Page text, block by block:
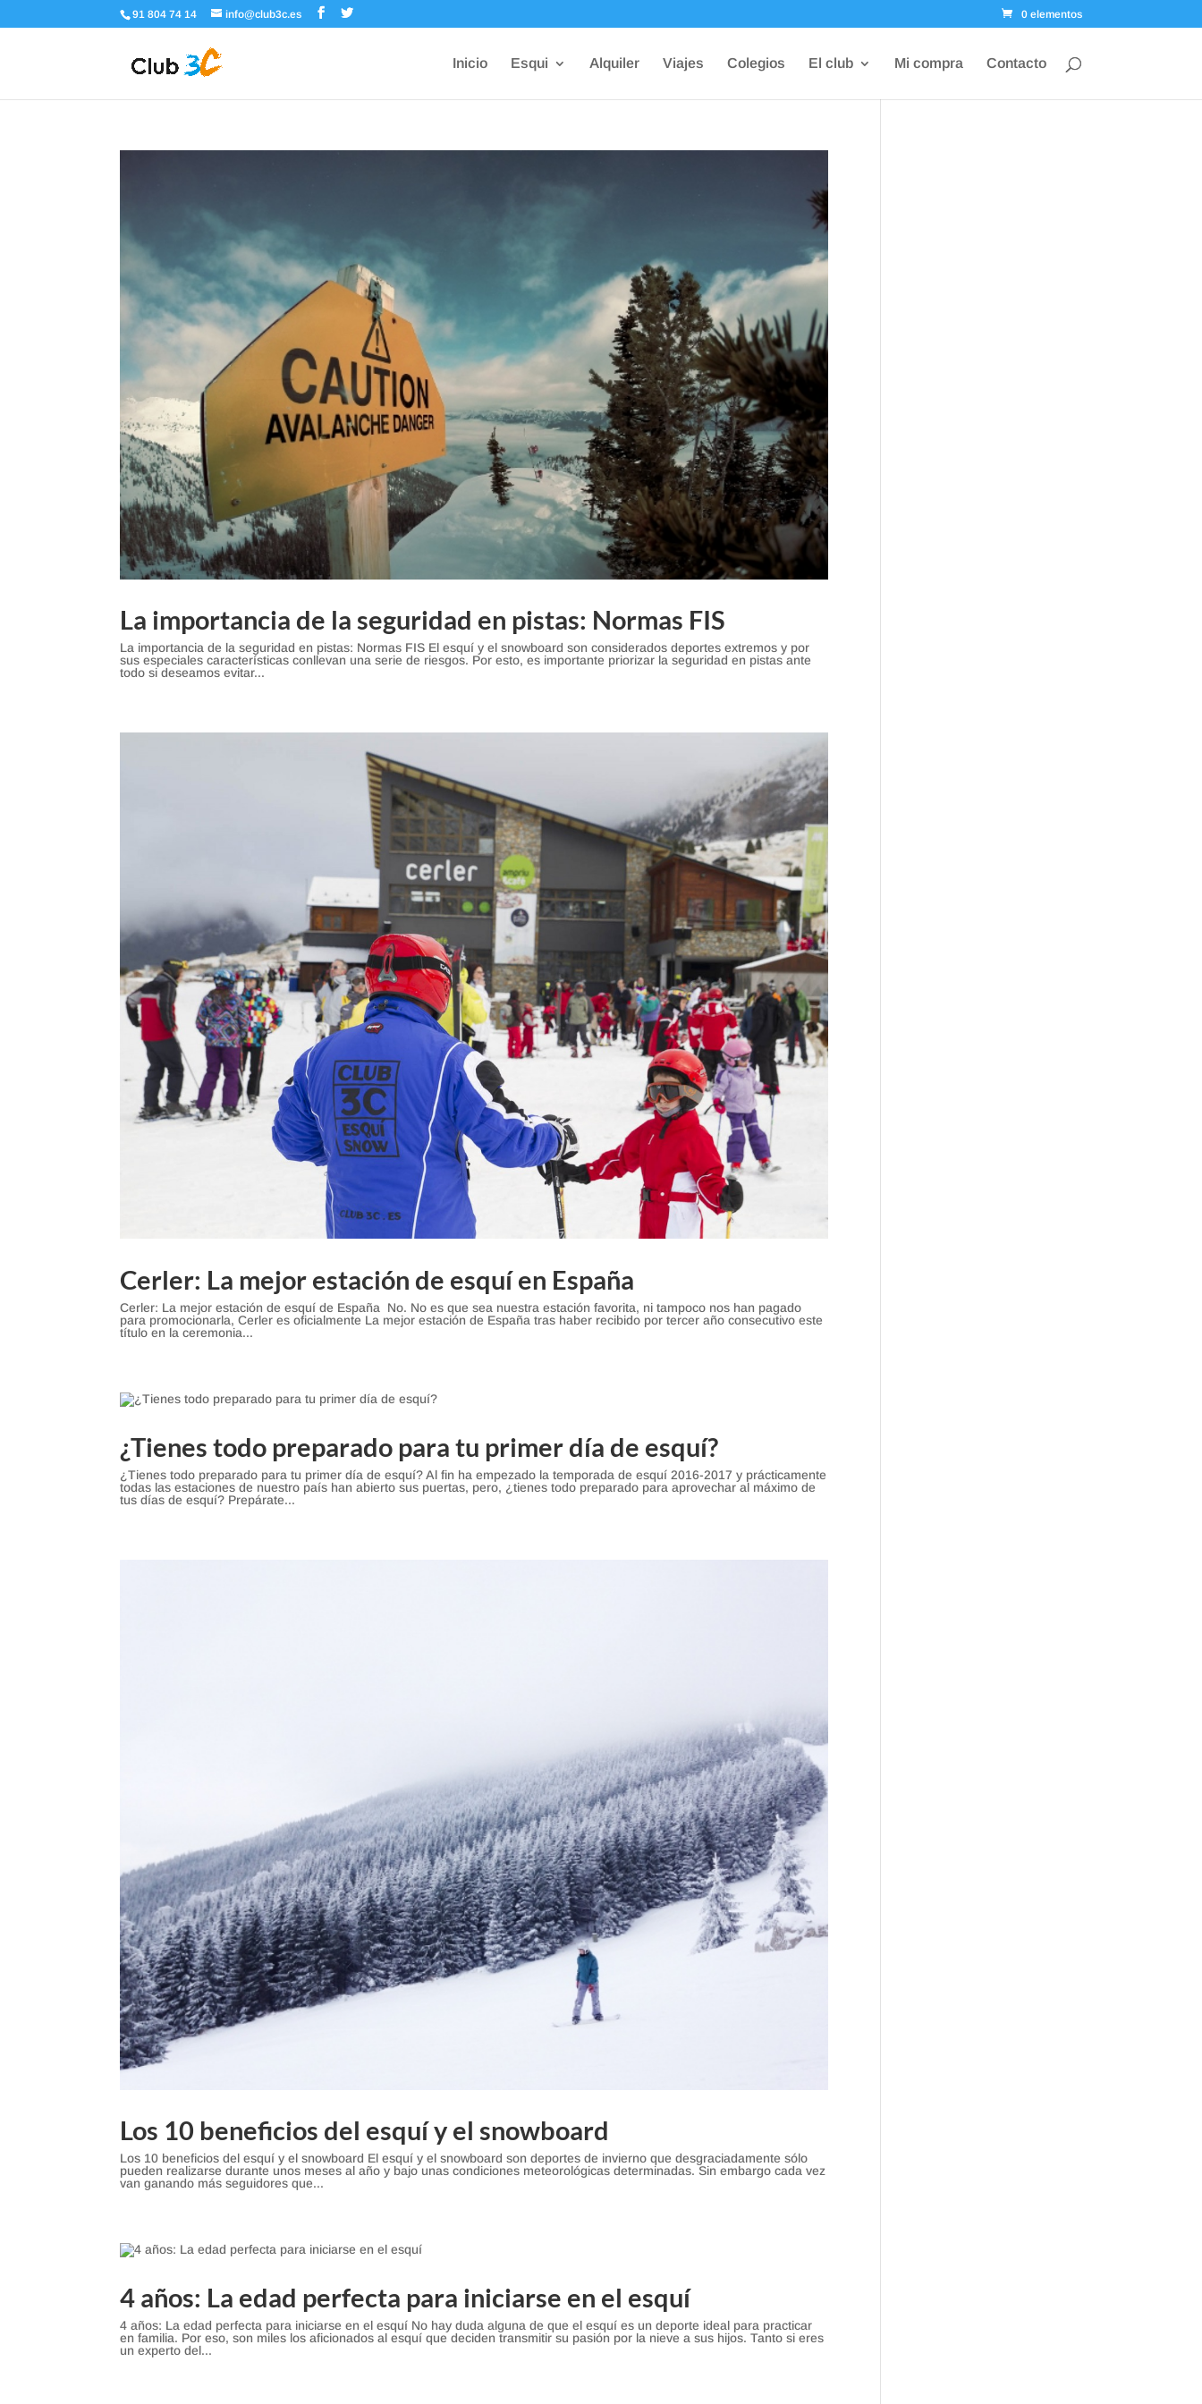
91 804 74 14 info@club3c.es 0 elementos
Inicio Esqui Alquiler Viajes Colegios El club Mi compra Contacto
La importancia de la seguridad en pistas: Normas FIS
La importancia de la seguridad en pistas: Normas FIS El esquí y el snowboard son considerados deportes extremos y por
sus especiales características conllevan una serie de riesgos. Por esto, es importante priorizar la seguridad en pistas ante
todo si deseamos evitar...
Cerler: La mejor estación de esquí en España
Cerler: La mejor estación de esquí de España No. No es que sea nuestra estación favorita, ni tampoco nos han pagado
para promocionarla, Cerler es oficialmente La mejor estación de España tras haber recibido por tercer año consecutivo este
título en la ceremonia...
¿Tienes todo preparado para tu primer día de esquí?
¿Tienes todo preparado para tu primer día de esquí? Al fin ha empezado la temporada de esquí 2016-2017 y prácticamente
todas las estaciones de nuestro país han abierto sus puertas, pero, ¿tienes todo preparado para aprovechar al máximo de
tus días de esquí? Prepárate...
Los 10 beneficios del esquí y el snowboard
Los 10 beneficios del esquí y el snowboard El esquí y el snowboard son deportes de invierno que desgraciadamente sólo
pueden realizarse durante unos meses al año y bajo unas condiciones meteorológicas determinadas. Sin embargo cada vez
van ganando más seguidores que...
4 años: La edad perfecta para iniciarse en el esquí
4 años: La edad perfecta para iniciarse en el esquí No hay duda alguna de que el esquí es un deporte ideal para practicar
en familia. Por eso, son miles los aficionados al esquí que deciden transmitir su pasión por la nieve a sus hijos. Tanto si eres
un experto del...